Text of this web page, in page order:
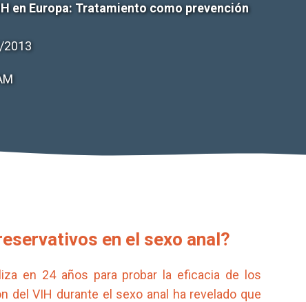
en Europa: Tratamiento como prevención
en el sexo anal?
en 24 años para probar la eficacia de los
del VIH durante el sexo anal ha revelado que